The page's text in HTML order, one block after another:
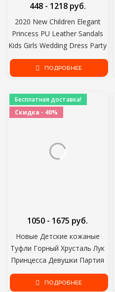
2020 New Children Elegant
Princess PU Leather Sandals
Kids Girls Wedding Dress Party
Beaded Shoes For Girls
448 - 1218 руб.
ПОДРОБНЕЕ
Бесплатная доставка!
Скидка - 40%
Новые Детские кожаные
Туфли Горный Хрусталь Лук
Принцесса Девушки Партия
Танцевальная Обувь
Детские Студенческие
1050 - 1675 руб.
ПОДРОБНЕЕ